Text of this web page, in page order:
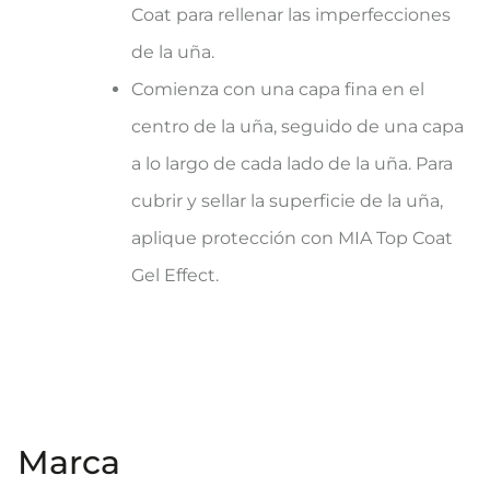
Coat para rellenar las imperfecciones
de la uña.
Comienza con una capa fina en el
centro de la uña, seguido de una capa
a lo largo de cada lado de la uña. Para
cubrir y sellar la superficie de la uña,
aplique protección con MIA Top Coat
Gel Effect.
Marca